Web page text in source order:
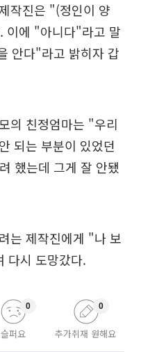
작진은 "(정인이 양
이에 "아니다"라고 말
안다"라고 밝히자 갑
의 친정엄마는 "우리
되는 부분이 있었던
했는데 그게 잘 안됐
는 제작진에게 "나 보
다시 도망갔다.
슬퍼요
0
추가취재 원해요
0